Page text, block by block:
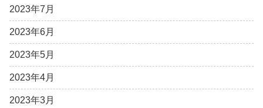
2023年7月
2023年6月
2023年5月
2023年4月
2023年3月